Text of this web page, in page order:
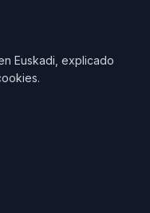
Euskadi, explicado